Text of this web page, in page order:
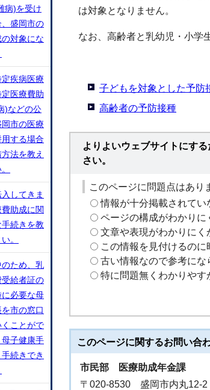
は対象となりません。
なお、高齢者と乳幼児・小学
子どもを対象とした予防
高齢者の予防接種
よりよいウェブサイトにす
さい。
このページに問題点はあり
情報が十分掲載されてい
ページの構成がわかりに
文章や表現がわかりにく
この情報を見付けるのに
古い情報なので参考にな
特に問題無くわかりやす
このページに関するお問い合
市民部
医療助成年金課
〒020-8530 盛岡市内丸12-
病)を受け
盛岡市の
対象にな
疾病医療
医療費助
)などの公
市の医療
する場合
法を教え
してきま
費助成に関
続きを教
。
ため、乳
給者証の
必要な母
市の窓口
ことがで
母子健康手
続きでき